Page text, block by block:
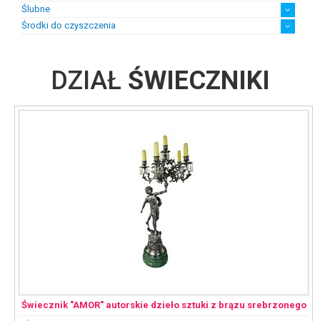
Ślubne
Biżuteria ślubna damska
Biżuteria ślubna męska
Suknie ślubne z biżuterią
Środki do czyszczenia
DZIAŁ ŚWIECZNIKI
Świecznik "AMOR" autorskie dzieło sztuki z brązu srebrzonego